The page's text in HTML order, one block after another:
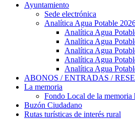
Ayuntamiento
Sede electrónica
Analítica Agua Potable
Analítica Agua
Analítica Agua
Analítica Agua
Analítica Agua
Analítica Agua
ABONOS / ENTRADAS /
La memoria
Fondo Local de la memoria
Buzón Ciudadano
Rutas turísticas de interés rural